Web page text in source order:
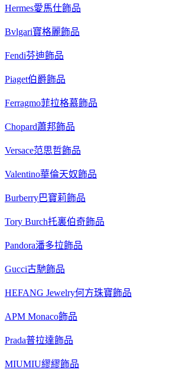
Hermes愛馬仕飾品
Bvlgari寶格麗飾品
Fendi芬迪飾品
Piaget伯爵飾品
Ferragmo菲拉格慕飾品
Chopard蕭邦飾品
Versace范思哲飾品
Valentino華倫天奴飾品
Burberry巴寶莉飾品
Tory Burch托裏伯奇飾品
Pandora潘多拉飾品
Gucci古馳飾品
HEFANG Jewelry何方珠寶飾品
APM Monaco飾品
Prada普拉達飾品
MIUMIU繆繆飾品